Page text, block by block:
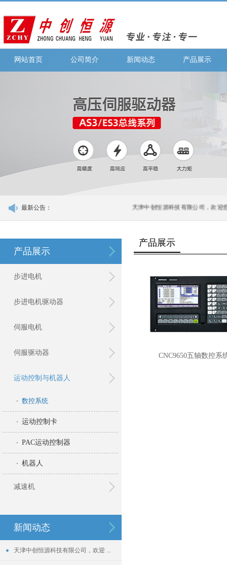
网站首页 公司简介 新闻动态 产品展示
最新公告： 天津中创恒源科技有限公司，欢迎您的
产品展示
步进电机
步进电机驱动器
伺服电机
伺服驱动器
运动控制与机器人
数控系统
运动控制卡
PAC运动控制器
机器人
减速机
新闻动态
天津中创恒源科技有限公司，欢迎 ...
产品展示
CNC9650五轴数控系